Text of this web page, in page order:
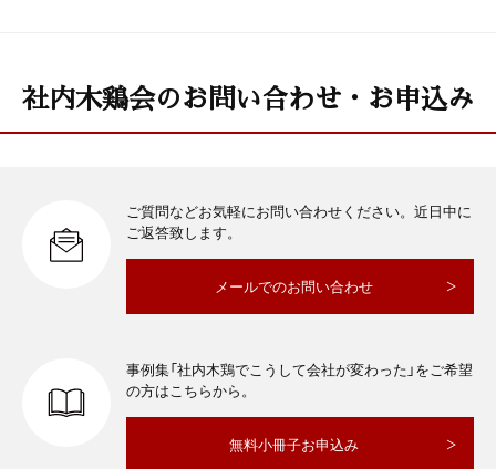
社内木鶏会のお問い合わせ・お申込み
ご質問などお気軽にお問い合わせください。近日中に
ご返答致します。
メールでのお問い合わせ
事例集「社内木鶏でこうして会社が変わった」をご希望
の方はこちらから。
無料小冊子お申込み